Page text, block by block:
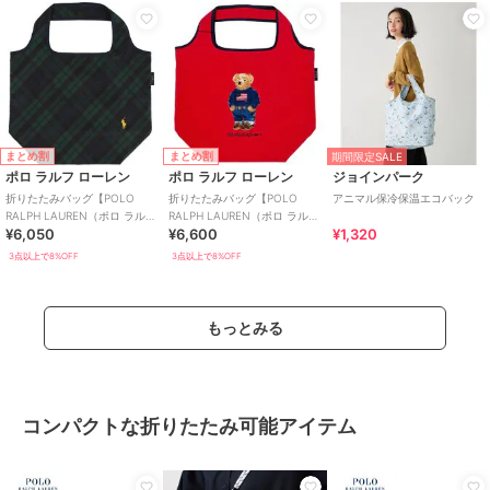
まとめ割
ポロ ラルフ ローレン
折りたたみバッグ【POLO
RALPH LAUREN（ポロ ラルフ
ローレン）】
¥6,050
3点以上で8%OFF
まとめ割
ポロ ラルフ ローレン
折りたたみバッグ【POLO
RALPH LAUREN（ポロ ラルフ
ローレン）】
¥6,600
3点以上で8%OFF
期間限定SALE
ジョインパーク
アニマル保冷保温エコバック
¥1,320
もっとみる
コンパクトな折りたたみ可能アイテム